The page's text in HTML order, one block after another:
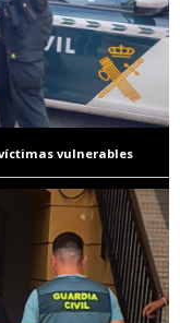
vulnerables